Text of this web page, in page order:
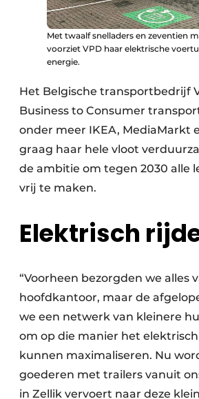
Met twaalf snelladers en zeventien
voorziet VPD haar elektrische
energie.
Het Belgische transportbedrijf
Business to Consumer
onder meer IKEA, MediaMarkt
graag haar hele vloot
de ambitie om tegen 2030 alle
vrij te maken.
Elektrisch
“Voorheen bezorgden we alles
hoofdkantoor, maar de
we een netwerk van kleinere
om op die manier het
kunnen maximaliseren. Nu
goederen met trailers vanuit
in Zellik vervoert naar deze